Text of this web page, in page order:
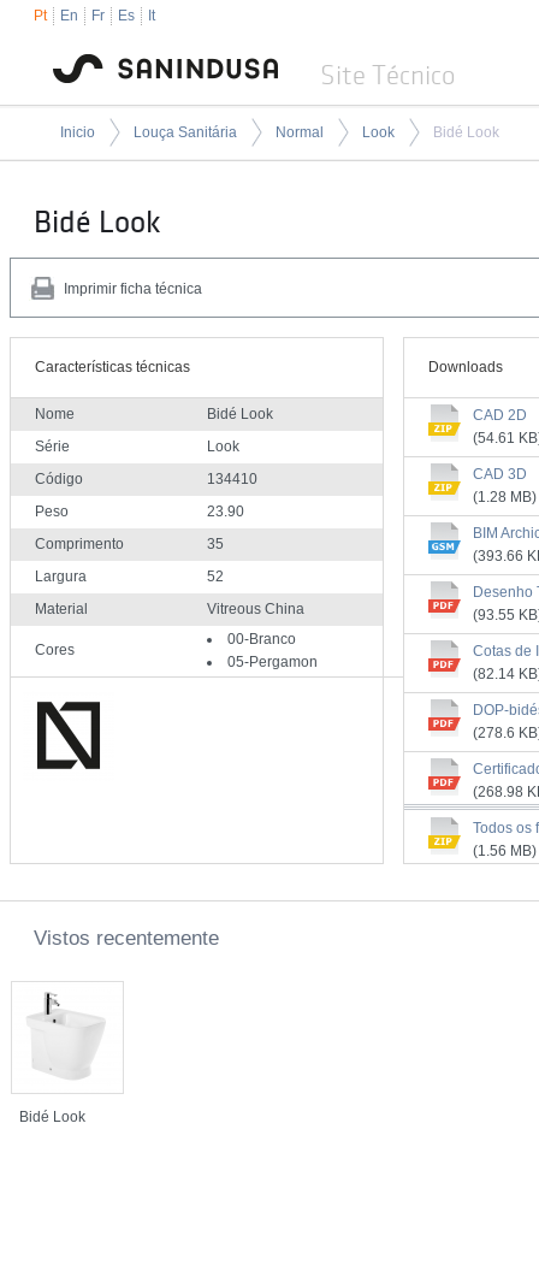
Pt En Fr Es It
Site Técnico
Inicio Louça Sanitária Normal Look Bidé Look
Bidé Look
Imprimir ficha técnica
Características técnicas
Nome
Bidé Look
Série
Look
Código
134410
Peso
23.90
Comprimento
35
Largura
52
Material
Vitreous China
Cores
00-Branco
05-Pergamon
Downloads
CAD 2D
(54.61
CAD 3D
(1.28 MB)
BIM
(393.66
Desenho
(93.55
Cotas de
(82.14
DOP-
(278.6
(268.98
Manual
(3.69 MB)
Todos os
(1.56 MB)
Vistos recentemente
Bidé Look